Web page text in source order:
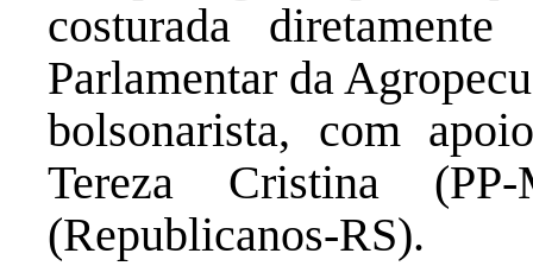
costurada
Parlamentar da
bolsonarista, com
Tereza Cristina
(Republicanos-RS).